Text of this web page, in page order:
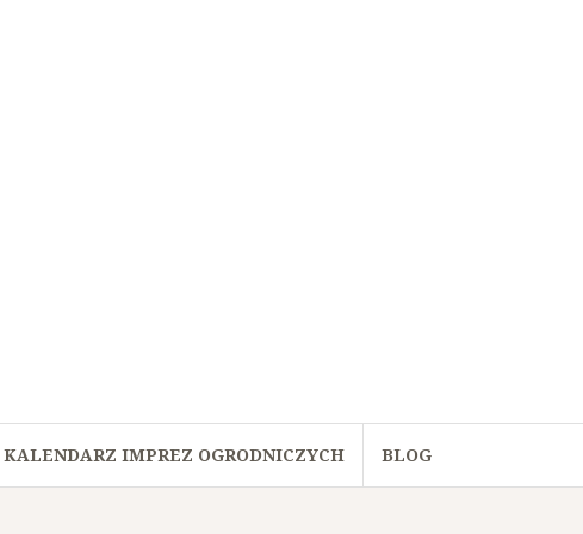
KALENDARZ IMPREZ OGRODNICZYCH BLOG